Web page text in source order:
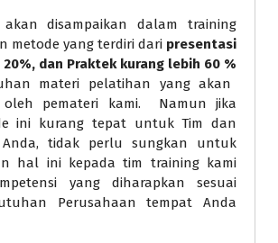
disampaikan dalam training
metode yang terdiri dari presentasi
20%, dan Praktek kurang lebih 60 %
materi pelatihan yang akan
oleh pemateri kami. Namun jika
ini kurang tepat untuk Tim dan
Anda, tidak perlu sungkan untuk
hal ini kepada tim training kami
yang diharapkan sesuai
Perusahaan tempat Anda